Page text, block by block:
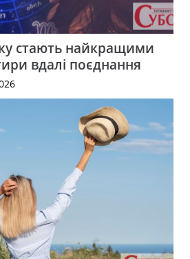
стають найкращими
вдалі поєднання